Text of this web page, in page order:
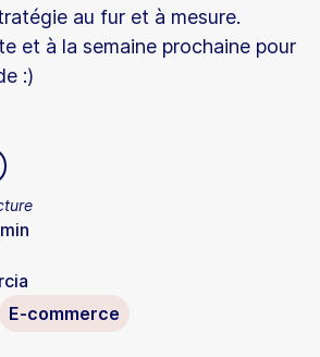
min
E-commerce
au fur et à mesure.
et à la semaine prochaine pour
:)